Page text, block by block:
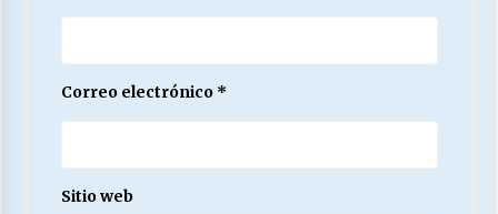
Correo electrónico *
Sitio web